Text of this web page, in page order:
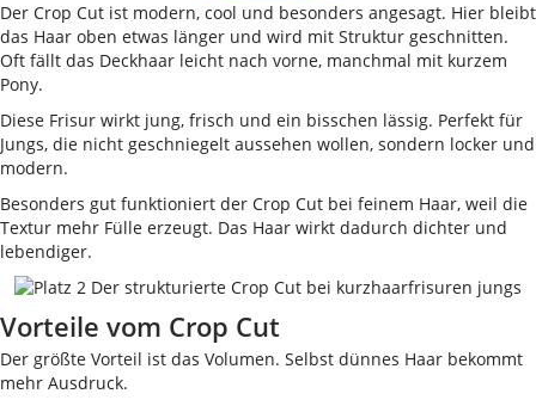
Der Crop Cut ist modern, cool und besonders angesagt. Hier bleibt
das Haar oben etwas länger und wird mit Struktur geschnitten.
Oft fällt das Deckhaar leicht nach vorne, manchmal mit kurzem
Pony.
Diese Frisur wirkt jung, frisch und ein bisschen lässig. Perfekt für
Jungs, die nicht geschniegelt aussehen wollen, sondern locker und
modern.
Besonders gut funktioniert der Crop Cut bei feinem Haar, weil die
Textur mehr Fülle erzeugt. Das Haar wirkt dadurch dichter und
lebendiger.
Vorteile vom Crop Cut
Der größte Vorteil ist das Volumen. Selbst dünnes Haar bekommt
mehr Ausdruck.